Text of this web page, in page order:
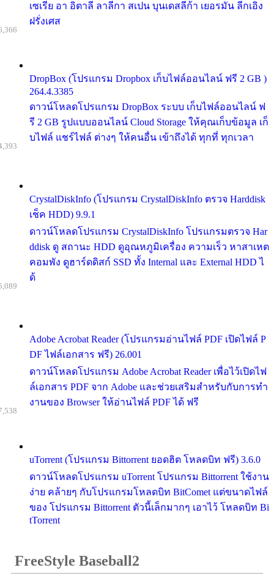
เซเรีย อา อิตาลี ลาลีกา สเปน บุนเดสลีก้า เยอรมัน ลีกเอิง
ฝรั่งเศส
DropBox (โปรแกรม Dropbox เก็บไฟล์ออนไลน์ ฟรี 2 GB )
264.4.3385
ดาวน์โหลดโปรแกรม DropBox ระบบ เก็บไฟล์ออนไลน์ ฟ
รี 2 GB รูปแบบออนไลน์ Cloud Storage ให้คุณเก็บข้อมูล เก็
บไฟล์ แชร์ไฟล์ ต่างๆ ให้คนอื่น เข้าถึงได้ ทุกที่ ทุกเวลา
CrystalDiskInfo (โปรแกรม CrystalDiskInfo ตรวจ Harddisk
เช็ค HDD) 9.9.1
ดาวน์โหลดโปรแกรม CrystalDiskInfo โปรแกรมตรวจ Har
ddisk ดู สถานะ HDD ดูอุณหภูมิเครื่อง ความเร็ว หาสาเหต
คอมพัง ดูฮาร์ดดิสก์ SSD ทั้ง Internal และ External HDD ไ
ด้
Adobe Acrobat Reader (โปรแกรมอ่านไฟล์ PDF เปิดไฟล์ P
DF ไฟล์เอกสาร ฟรี) 26.001
ดาวน์โหลดโปรแกรม Adobe Acrobat Reader เพื่อไว้เปิดไฟ
ล์เอกสาร PDF จาก Adobe และช่วยเสริมสำหรับกับการทำ
งานของ Browser ให้อ่านไฟล์ PDF ได้ ฟรี
uTorrent (โปรแกรม Bittorrent ยอดฮิต โหลดบิท ฟรี) 3.6.0
ดาวน์โหลดโปรแกรม uTorrent โปรแกรม Bittorrent ใช้งาน
ง่าย คล้ายๆ กับโปรแกรมโหลดบิท BitComet แต่ขนาดไฟล์
ของ โปรแกรม Bittorrent ตัวนี้เล็กมากๆ เอาไว้ โหลดบิท Bi
tTorrent
FreeStyle Baseball2